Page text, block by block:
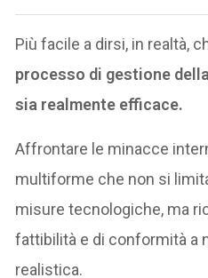
Più facile a dirsi, in realtà,
processo di gestione
sia realmente efficace.
Affrontare le minacce
multiforme che non si
misure tecnologiche, ma
fattibilità e di conformità a
realistica.